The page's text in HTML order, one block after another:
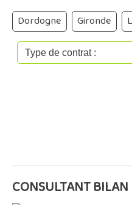
Dordogne Gironde
CONSULTANT